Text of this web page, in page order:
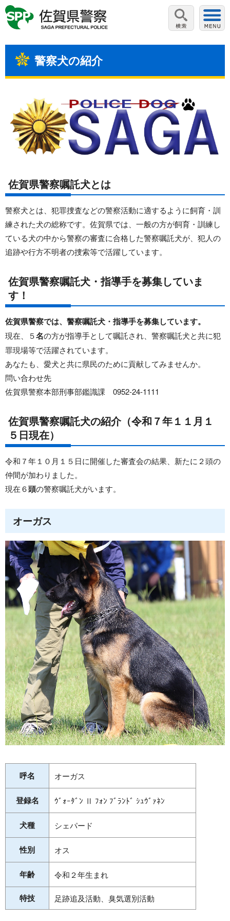
警察犬の紹介
佐賀県警察嘱託犬とは
警察犬とは、犯罪捜査などの警察活動に適するように飼育・訓
練された犬の総称です。佐賀県では、一般の方が飼育・訓練し
ている犬の中から警察の審査に合格した警察嘱託犬が、犯人の
追跡や行方不明者の捜索等で活躍しています。
佐賀県警察嘱託犬・指導手を募集していま
す！
佐賀県警察では、警察嘱託犬・指導手を募集しています。
現在、５名の方が指導手として嘱託され、警察嘱託犬と共に犯
罪現場等で活躍されています。
あなたも、愛犬と共に県民のために貢献してみませんか。
問い合わせ先
佐賀県警察本部刑事部鑑識課 0952-24-1111
佐賀県警察嘱託犬の紹介（令和７年１１月１
５日現在）
令和７年１０月１５日に開催した審査会の結果、新たに２頭の
仲間が加わりました。
現在６頭の警察嘱託犬がいます。
オーガス
呼名 オーガス
登録名 ｳﾞｫｰﾀﾞﾝ Ⅱ ﾌｫﾝ ﾌﾞﾗﾝﾄﾞ ｼｭｳﾞｧﾈﾝ
犬種 シェパード
性別 オス
年齢 令和２年生まれ
特技 足跡追及活動、臭気選別活動